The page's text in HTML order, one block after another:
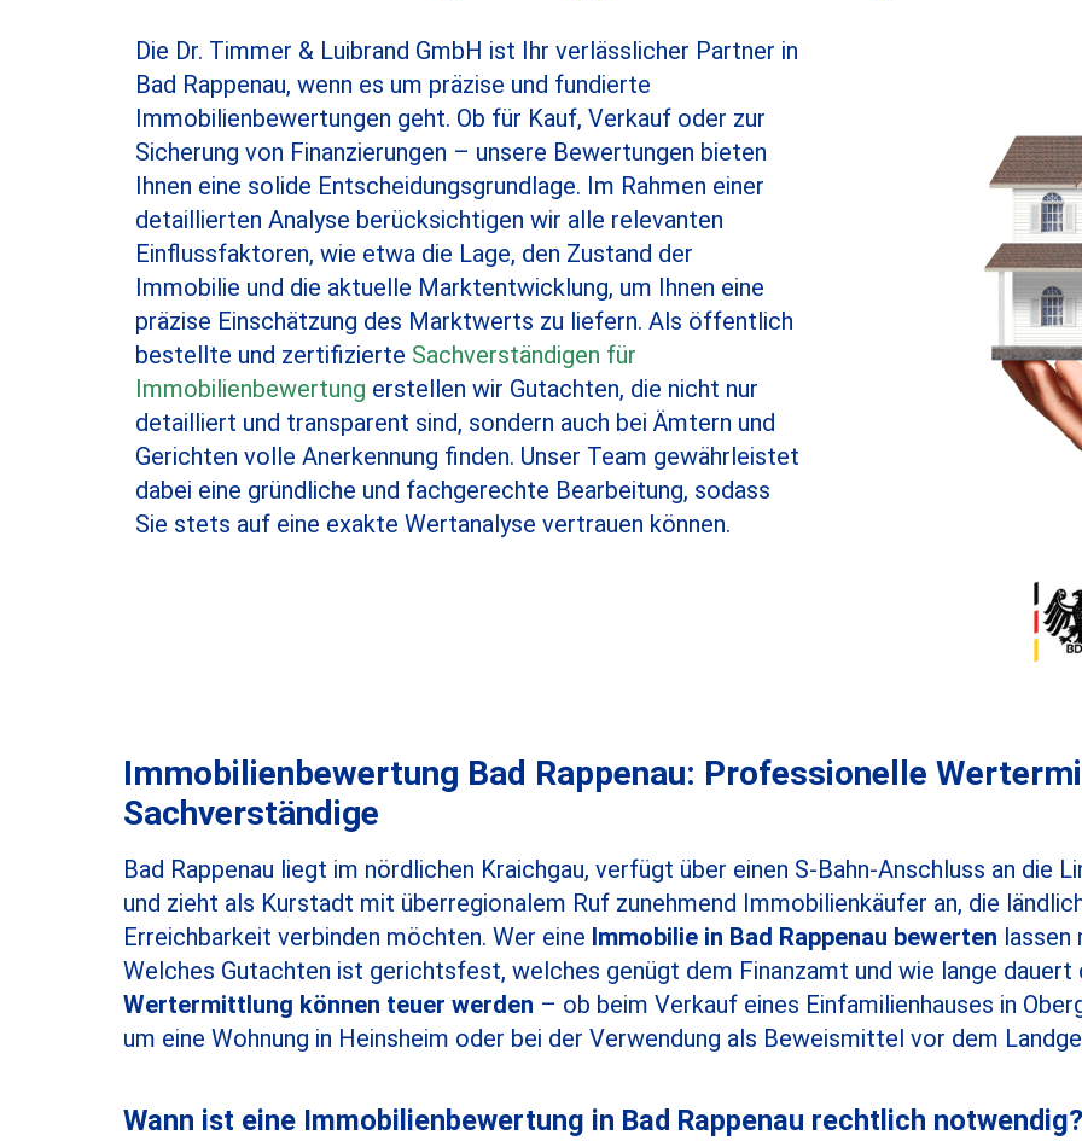
Die Dr. Timmer & Luibrand GmbH ist Ihr verlässlicher Partner in
Bad Rappenau, wenn es um präzise und fundierte
Immobilienbewertungen geht. Ob für Kauf, Verkauf oder zur
Sicherung von Finanzierungen – unsere Bewertungen bieten
Ihnen eine solide Entscheidungsgrundlage. Im Rahmen einer
detaillierten Analyse berücksichtigen wir alle relevanten
Einflussfaktoren, wie etwa die Lage, den Zustand der
Immobilie und die aktuelle Marktentwicklung, um Ihnen eine
präzise Einschätzung des Marktwerts zu liefern. Als öffentlich
bestellte und zertifizierte Sachverständigen für
Immobilienbewertung erstellen wir Gutachten, die nicht nur
detailliert und transparent sind, sondern auch bei Ämtern und
Gerichten volle Anerkennung finden. Unser Team gewährleistet
dabei eine gründliche und fachgerechte Bearbeitung, sodass
Sie stets auf eine exakte Wertanalyse vertrauen können.
Immobilienbewertung Bad Rappenau: Professionelle
Sachverständige
Bad Rappenau liegt im nördlichen Kraichgau, verfügt über einen S-Bahn-Anschluss an die
und zieht als Kurstadt mit überregionalem Ruf zunehmend Immobilienkäufer an, die
Erreichbarkeit verbinden möchten. Wer eine Immobilie in Bad Rappenau bewerten lassen
Welches Gutachten ist gerichtsfest, welches genügt dem Finanzamt und wie lange
Wertermittlung können teuer werden – ob beim Verkauf eines Einfamilienhauses in
um eine Wohnung in Heinsheim oder bei der Verwendung als Beweismittel vor dem
Wann ist eine Immobilienbewertung in Bad Rappenau rechtlich notwendig?